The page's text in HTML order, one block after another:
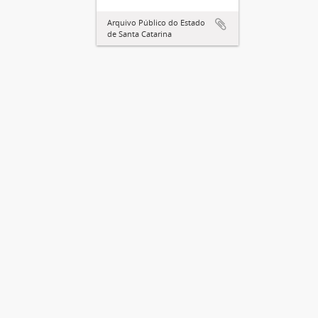
Arquivo Público do Estado
de Santa Catarina